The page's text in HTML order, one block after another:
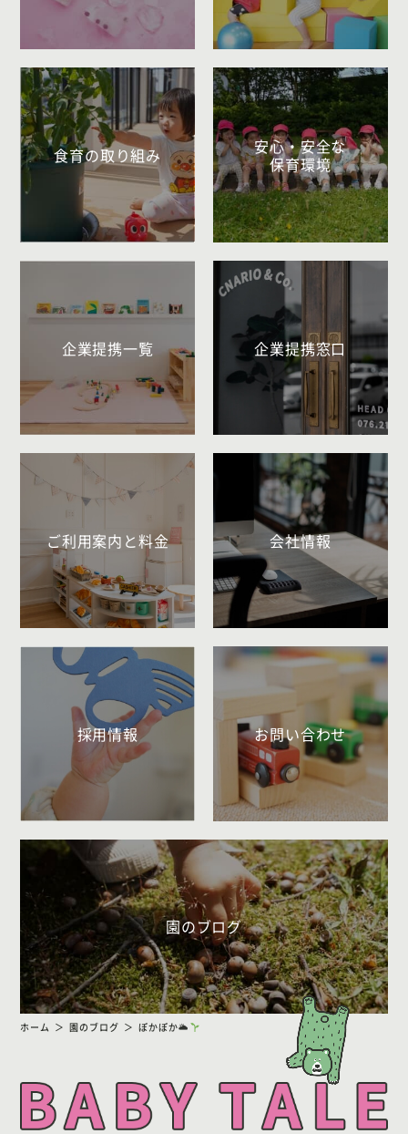
食育の取り組み
安心・安全な
保育環境
企業提携一覧 企業提携窓口
ご利用案内と料金 会社情報
採用情報 お問い合わせ
園のブログ
ホーム 園のブログ ぽかぽか🌥